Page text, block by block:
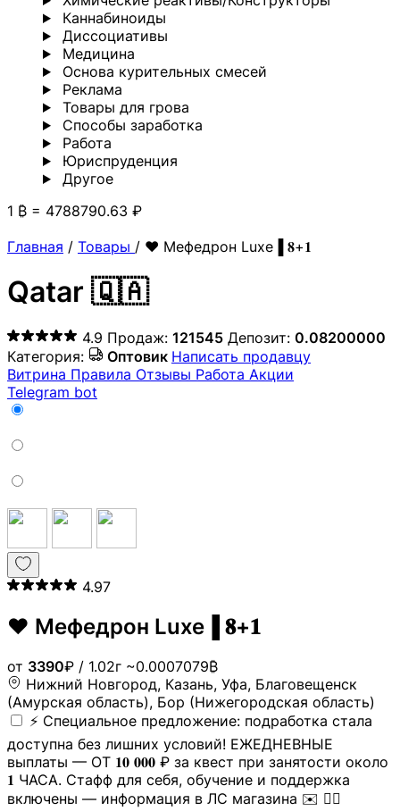
Каннабиноиды
Диссоциативы
Медицина
Основа курительных смесей
Реклама
Товары для грова
Способы заработка
Работа
Юриспруденция
Другoе
1 ₿ = 4788790.63 ₽
Главная / Товары / ❤️ Мефедрон Luxe▐ 𝟖+𝟏
Qatar 🇶🇦
4.9 Продаж: 121545 Депозит: 0.08200000
Категория:
Оптовик Написать продавцу
Витрина Правила Отзывы Работа Акции
Telegram bot
4.97
❤️ Мефедрон Luxe▐ 𝟖+𝟏
от 3390₽ / 1.02г ~0.0007079₿
Нижний Новгород, Казань, Уфа, Благовещенск
(Амурская область), Бор (Нижегородская область)
⚡️ Специальное предложение: подработка стала
доступна без лишних условий! ЕЖЕДНЕВНЫЕ
выплаты — ОТ 𝟏𝟎 𝟎𝟎𝟎 ₽ за квест при занятости около
𝟏 ЧАСА. Стафф для себя, обучение и поддержка
включены — информация в ЛС магазина ✉️ 👉🏻